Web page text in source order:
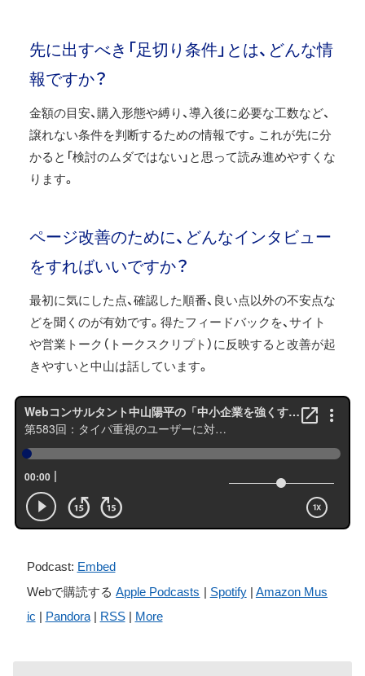
先に出すべき「足切り条件」とは、どんな情
報ですか？
金額の目安、購入形態や縛り、導入後に必要な工数など、
譲れない条件を判断するための情報です。これが先に分
かると「検討のムダではない」と思って読み進めやすくな
ります。
ページ改善のために、どんなインタビュー
をすればいいですか？
最初に気にした点、確認した順番、良い点以外の不安点な
どを聞くのが有効です。得たフィードバックを、サイト
や営業トーク（トークスクリプト）に反映すると改善が起
きやすいと中山は話しています。
Podcast: Embed
Webで購読するApple Podcasts | Spotify| Amazon Mus
ic | Pandora| RSS| More